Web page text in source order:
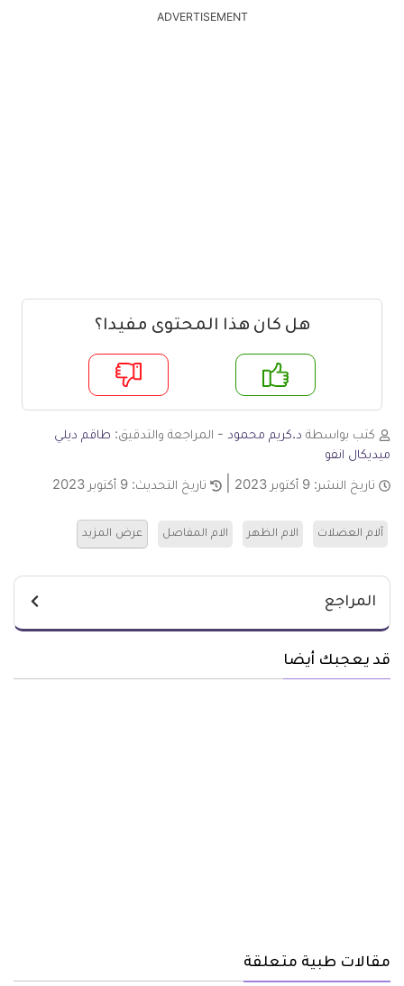
ADVERTISEMENT
هل كان هذا المحتوى مفيدا؟
لا
كتب بواسطة د.كريم محمود - المراجعة والتدقيق: طاقم ديلي
ميديكال انفو
تاريخ النشر: 9 أكتوبر 2023 تاريخ التحديث: 9 أكتوبر 2023
آلام العضلات الام الظهر الام المفاصل عرض المزيد
المراجع
قد يعجبك أيضا
مقالات طبية متعلقة